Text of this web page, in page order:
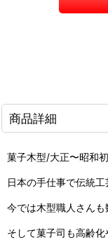
商品詳細
菓子木型/大正〜昭和
日本の手仕事で伝統工
今では木型職人さんも
そして菓子司も高齢